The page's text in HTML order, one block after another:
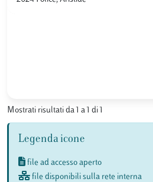
Mostrati risultati da 1 a 1 di 1
Legenda icone
file ad accesso aperto
file disponibili sulla rete interna